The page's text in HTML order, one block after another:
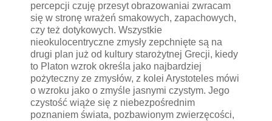
percepcji czuję przesyt obrazowania i zwracam
się w stronę wrażeń smakowych, zapachowych,
czy też dotykowych. Wszystkie
nieokulocentryczne zmysły zepchnięte są na
drugi plan już od kultury starożytnej Grecji, kiedy
to Platon wzrok określa jako najbardziej
pożyteczny ze zmysłów, z kolei Arystoteles mówi
o wzroku jako o zmyśle jasnym i czystym. Jego
czystość wiąże się z niebezpośrednim
poznaniem świata, pozbawionym zwierzęcości,